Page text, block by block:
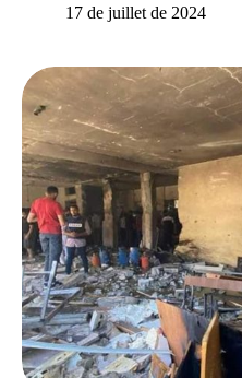
17 de juillet de 2024